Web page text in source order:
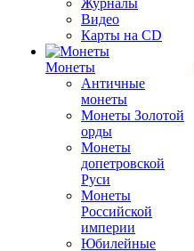
Журналы
Видео
Карты на CD
Монеты
Античные
монеты
Монеты Золотой
орды
Монеты
допетровской
Руси
Монеты
Российской
империи
Юбилейные